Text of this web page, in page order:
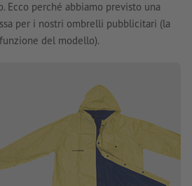
Ecco perché abbiamo previsto una
per i nostri ombrelli pubblicitari (la
del modello).